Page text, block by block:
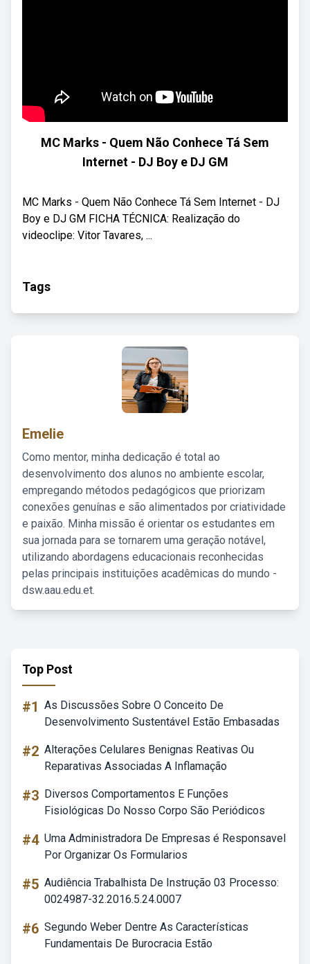
MC Marks - Quem Não Conhece Tá Sem
Internet - DJ Boy e DJ GM
MC Marks - Quem Não Conhece Tá Sem Internet - DJ
Boy e DJ GM FICHA TÉCNICA: Realização do
videoclipe: Vitor Tavares, ...
Tags
Emelie
Como mentor, minha dedicação é total ao
desenvolvimento dos alunos no ambiente escolar,
empregando métodos pedagógicos que priorizam
conexões genuínas e são alimentados por criatividade
e paixão. Minha missão é orientar os estudantes em
sua jornada para se tornarem uma geração notável,
utilizando abordagens educacionais reconhecidas
pelas principais instituições acadêmicas do mundo -
dsw.aau.edu.et.
Top Post
#1 As Discussões Sobre O Conceito De
Desenvolvimento Sustentável Estão Embasadas
#2 Alterações Celulares Benignas Reativas Ou
Reparativas Associadas A Inflamação
#3 Diversos Comportamentos E Funções
Fisiológicas Do Nosso Corpo São Periódicos
#4 Uma Administradora De Empresas é Responsavel
Por Organizar Os Formularios
#5 Audiência Trabalhista De Instrução 03 Processo:
0024987-32.2016.5.24.0007
#6 Segundo Weber Dentre As Características
Fundamentais De Burocracia Estão